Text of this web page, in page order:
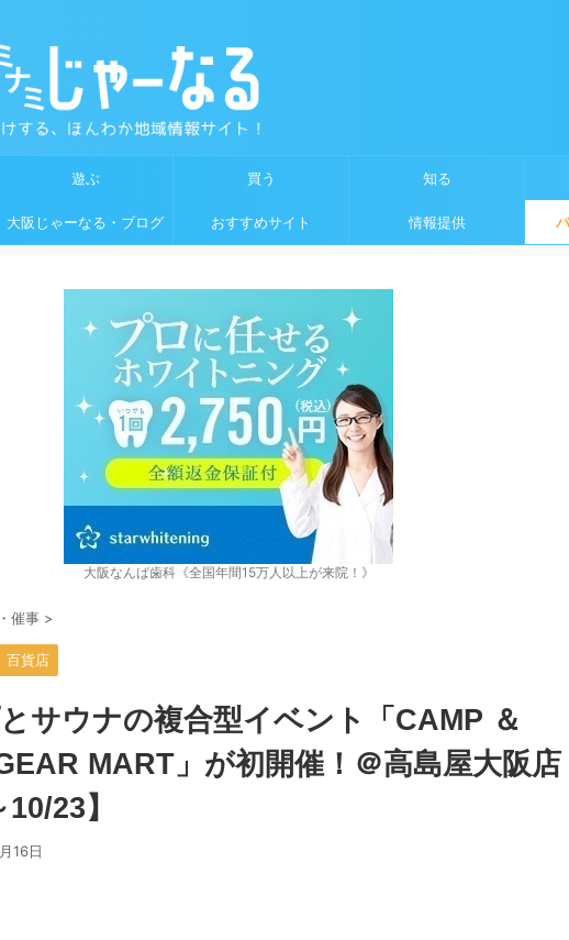
遊ぶ 買う 知る
大阪じゃーなる・ブログ おすすめサイト 情報提供
大阪なんば歯科《全国年間15万人以上が来院！》
催事 >
百貨店
サウナの複合型イベント「CAMP ＆
MART」が初開催！＠高島屋大阪店
10/23】
16日